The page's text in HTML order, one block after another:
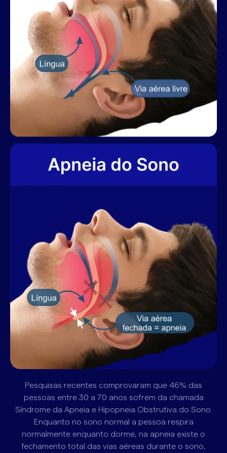
Pesquisas recentes comprovaram que 46% das
pessoas entre 30 a 70 anos sofrem da chamada
Síndrome da Apneia e Hipopneia Obstrutiva do Sono.
Enquanto no sono normal a pessoa respira
normalmente enquanto dorme, na apneia existe o
fechamento total das vias aéreas durante o sono,